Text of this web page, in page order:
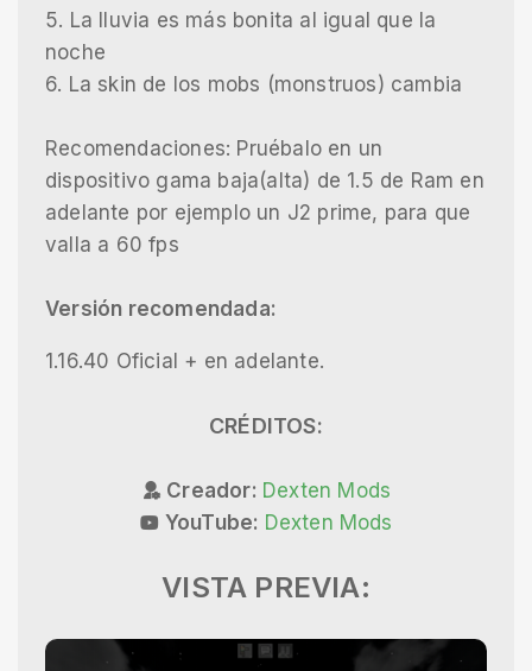
5. La lluvia es más bonita al igual que la
noche
6. La skin de los mobs (monstruos) cambia
Recomendaciones: Pruébalo en un
dispositivo gama baja(alta) de 1.5 de Ram en
adelante por ejemplo un J2 prime, para que
valla a 60 fps
Versión recomendada:
1.16.40 Oficial + en adelante.
CRÉDITOS:
Creador: Dexten Mods
YouTube: Dexten Mods
VISTA PREVIA: